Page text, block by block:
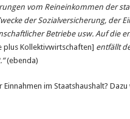
vom Reineinkommen der
der Sozialversicherung, der
Betriebe usw. Auf die
plus Kollektivwirtschaften] entfällt
(ebenda)
im Staatshaushalt?